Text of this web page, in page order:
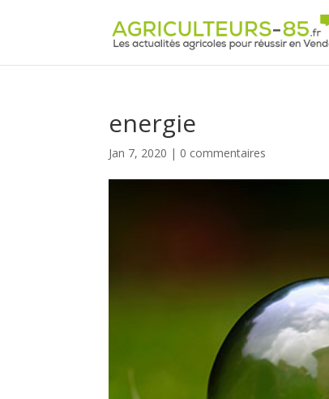
energie
Jan 7, 2020 | 0 commentaires